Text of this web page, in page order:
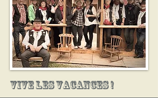
Vive lesvacances !